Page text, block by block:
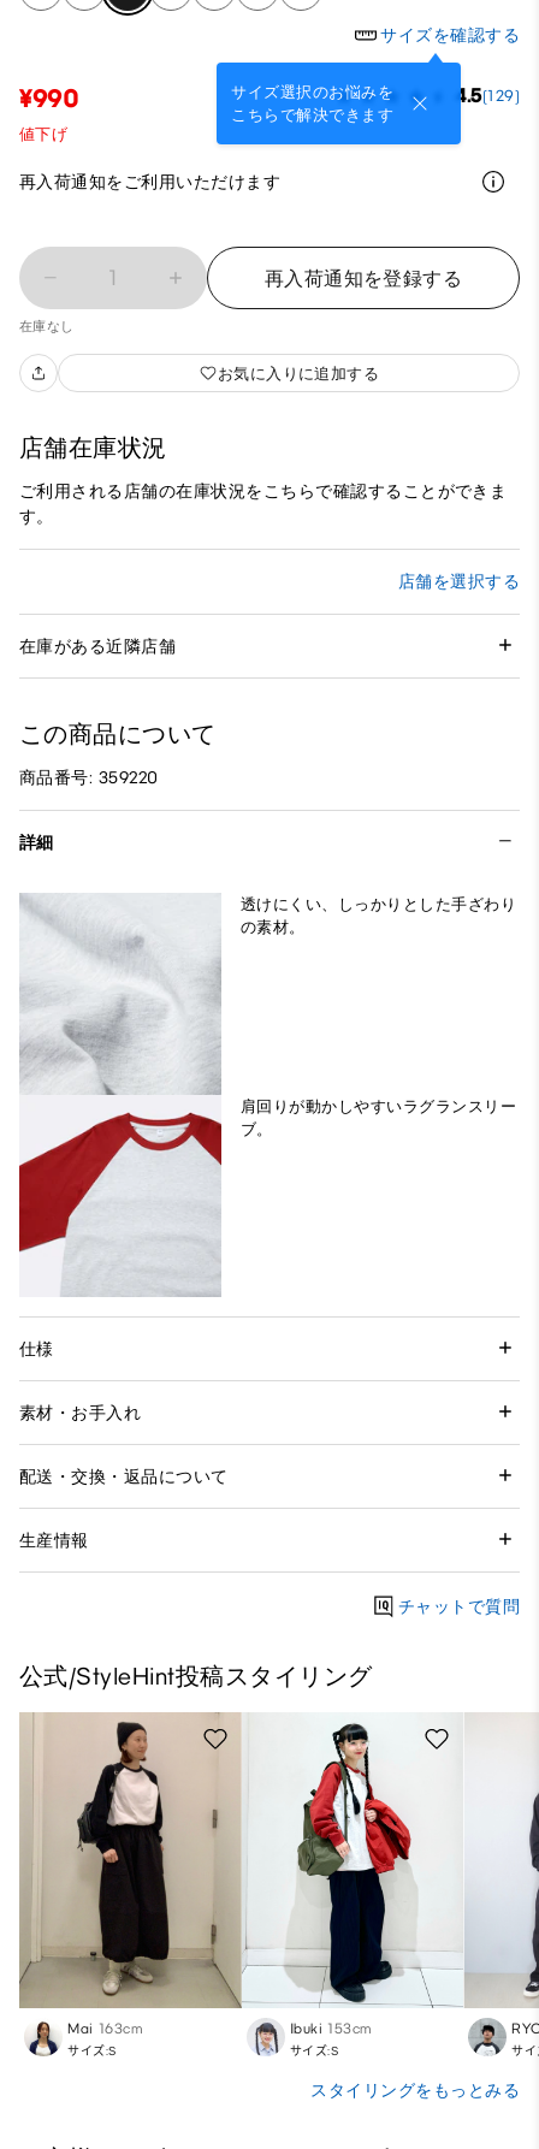
サイズを確認する
サイズ選択のお悩みを
こちらで解決できます
¥990 4.5(129)
値下げ
再入荷通知をご利用いただけます
1 再入荷通知を登録する
在庫なし
お気に入りに追加する
店舗在庫状況
ご利用される店舗の在庫状況をこちらで確認することができま
す。
店舗を選択する
在庫がある近隣店舗
この商品について
商品番号: 359220
詳細
透けにくい、しっかりとした手ざわり
の素材。
肩回りが動かしやすいラグランスリー
ブ。
仕様
素材・お手入れ
配送・交換・返品について
生産情報
チャットで質問
公式/StyleHint投稿スタイリング
Mai 163cm
サイズ:S
Ibuki 153cm
サイズ:S サ
スタイリングをもっとみる